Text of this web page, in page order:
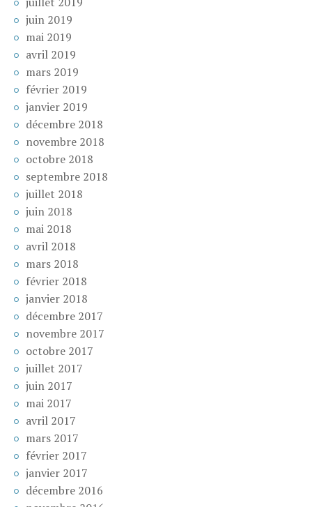
juin 2019
mai 2019
avril 2019
mars 2019
février 2019
janvier 2019
décembre 2018
novembre 2018
octobre 2018
septembre 2018
juillet 2018
juin 2018
mai 2018
avril 2018
mars 2018
février 2018
janvier 2018
décembre 2017
novembre 2017
octobre 2017
juillet 2017
juin 2017
mai 2017
avril 2017
mars 2017
février 2017
janvier 2017
décembre 2016